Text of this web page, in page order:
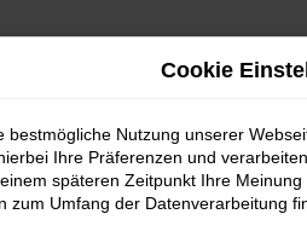
Cookie
bestmögliche Nutzung unserer
Ihre Präferenzen und
späteren Zeitpunkt Ihre
zum Umfang der Datenverarbeitung